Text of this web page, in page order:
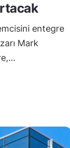
entegre
Mark